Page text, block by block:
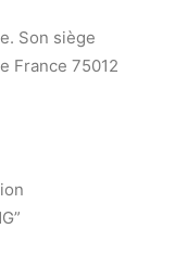
Son siège
France 75012